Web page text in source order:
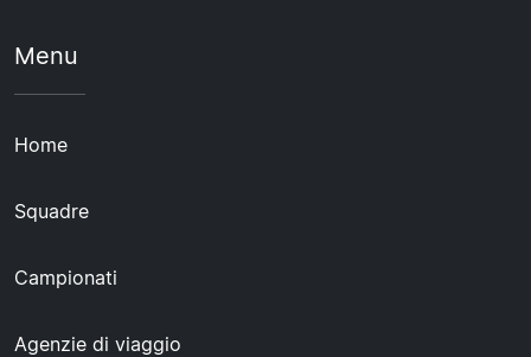
Menu
Home
Squadre
Campionati
Agenzie di viaggio